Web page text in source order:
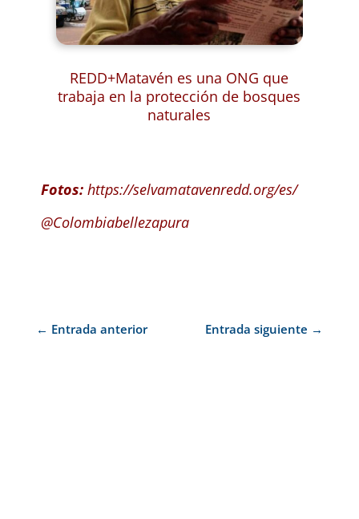
REDD+Matavén es una ONG que
trabaja en la protección de bosques
naturales
Fotos:https://selvamatavenredd.org/es/
@Colombiabellezapura
← Entrada anterior Entrada siguiente →